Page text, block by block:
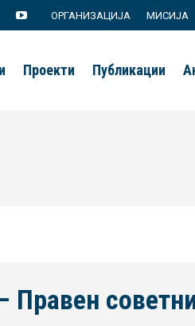
YouTube
opens
ОРГАНИЗАЦИЈА МИСИЈА
Проекти Публикации
Правен